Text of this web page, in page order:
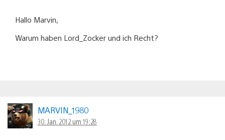
Hallo Marvin,
Warum haben Lord_Zocker und ich Recht?
MARVIN_1980
30. Jan. 2012 um 19:28